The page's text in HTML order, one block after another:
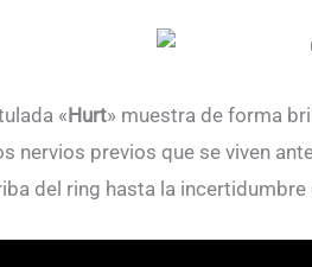
«Hurt» muestra de forma
nervios previos que se viven
del ring hasta la incertidumbre